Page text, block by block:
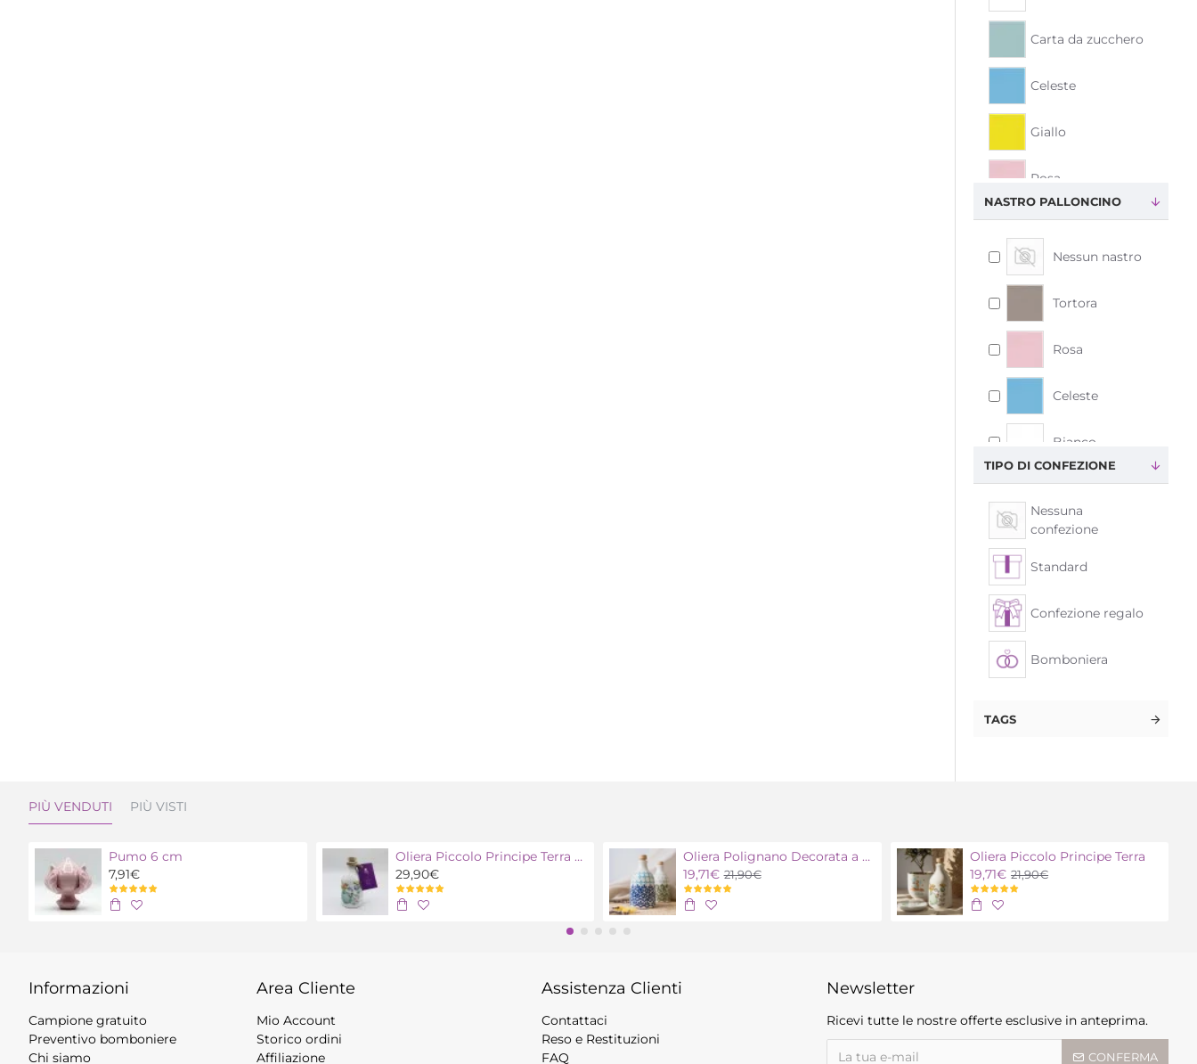
Carta da zucchero
Celeste
Giallo
Rosa
Rosso
Tiffany
NASTRO PALLONCINO
Nessun nastro
Tortora
Rosa
Celeste
Bianco
TIPO DI CONFEZIONE
Nessuna
confezione
Standard
Confezione regalo
Bomboniera
TAGS
PIÙ VENDUTI PIÙ VISTI
Pumo 6 cm
7,91€
Oliera Piccolo Principe Terra con olio extra vergine bio
29,90€
Oliera Polignano Decorata a mano
19,71€ 21,90€
Oliera Piccolo Principe Terra
19,71€ 21,90€
Informazioni
Campione gratuito
Preventivo bomboniere
Chi siamo
Area Cliente
Mio Account
Storico ordini
Affiliazione
Assistenza Clienti
Contattaci
Reso e Restituzioni
FAQ
Newsletter
Ricevi tutte le nostre offerte esclusive in anteprima.
CONFERMA